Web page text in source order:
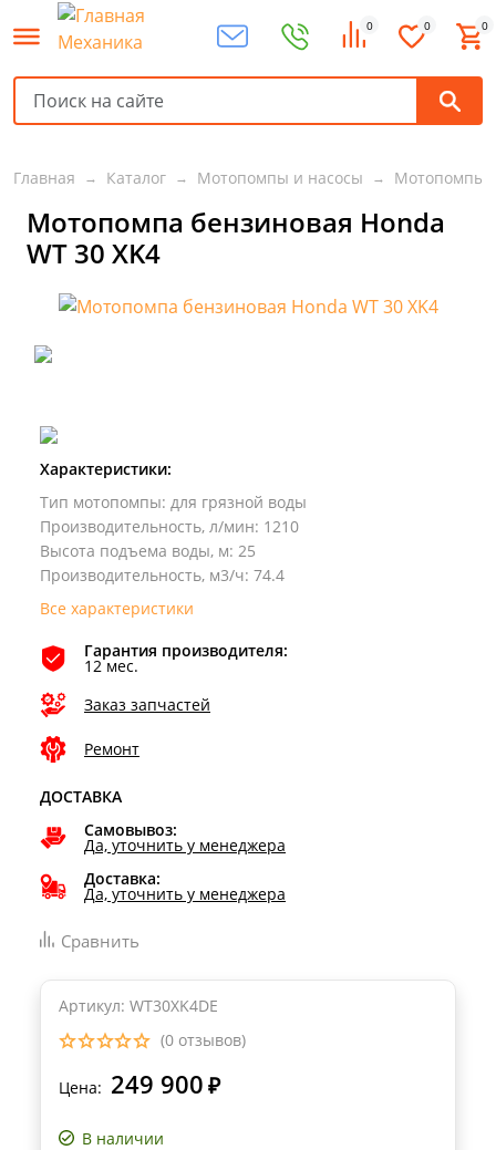
0 0 0
Главная Каталог Мотопомпы и насосы Мотопомпы
Мотопомпа бензиновая Honda
WT 30 XK4
Характеристики:
Тип мотопомпы: для грязной воды
Производительность, л/мин: 1210
Высота подъема воды, м: 25
Производительность, м3/ч: 74.4
Все характеристики
Гарантия производителя:
12 мес.
Заказ запчастей
Ремонт
ДОСТАВКА
Самовывоз:
Да, уточнить у менеджера
Доставка:
Да, уточнить у менеджера
Сравнить
Артикул: WT30XK4DE
(0 отзывов)
Цена: 249 900 ₽
В наличии